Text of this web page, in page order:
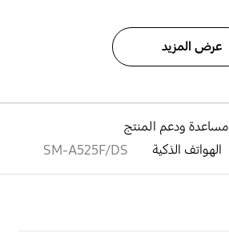
عرض المزيد
مساعدة ودعم المنتج
الهواتف الذكية SM-A525F/DS